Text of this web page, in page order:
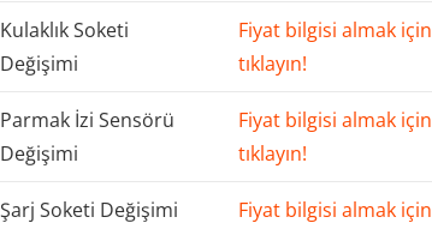
Kulaklık Soketi
Değişimi
Fiyat bilgisi almak için
tıklayın!
Parmak İzi Sensörü
Değişimi
Fiyat bilgisi almak için
tıklayın!
Şarj Soketi Değişimi
Fiyat bilgisi almak için